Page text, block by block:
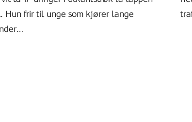
Hun frir til unge som kjører lange